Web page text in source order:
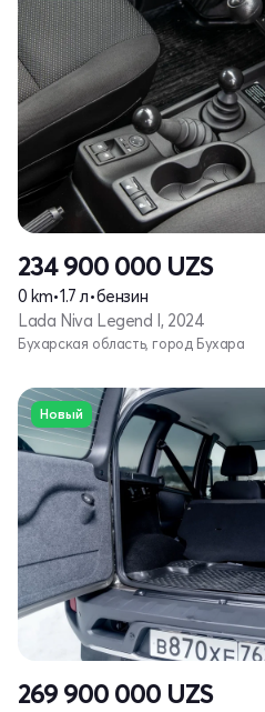
234 900 000 UZS
0 km•1.7 л•бензин
Lada Niva Legend I, 2024
Бухарская область, город Бухара
Новый
269 900 000 UZS